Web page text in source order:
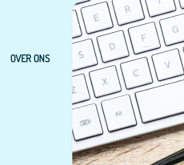
OVER ONS